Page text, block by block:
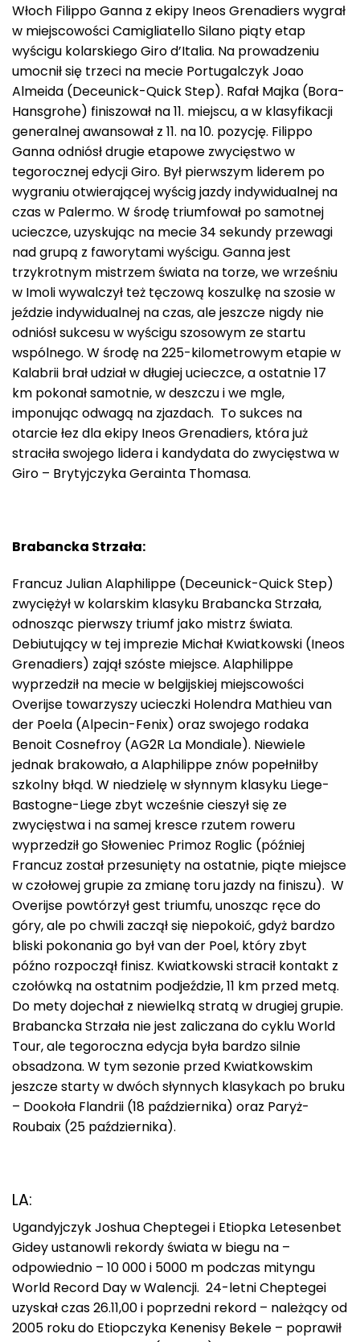
Włoch Filippo Ganna z ekipy Ineos Grenadiers wygrał
w miejscowości Camigliatello Silano piąty etap
wyścigu kolarskiego Giro d’Italia. Na prowadzeniu
umocnił się trzeci na mecie Portugalczyk Joao
Almeida (Deceunick-Quick Step). Rafał Majka (Bora-
Hansgrohe) finiszował na 11. miejscu, a w klasyfikacji
generalnej awansował z 11. na 10. pozycję. Filippo
Ganna odniósł drugie etapowe zwycięstwo w
tegorocznej edycji Giro. Był pierwszym liderem po
wygraniu otwierającej wyścig jazdy indywidualnej na
czas w Palermo. W środę triumfował po samotnej
ucieczce, uzyskując na mecie 34 sekundy przewagi
nad grupą z faworytami wyścigu. Ganna jest
trzykrotnym mistrzem świata na torze, we wrześniu
w Imoli wywalczył też tęczową koszulkę na szosie w
jeździe indywidualnej na czas, ale jeszcze nigdy nie
odniósł sukcesu w wyścigu szosowym ze startu
wspólnego. W środę na 225-kilometrowym etapie w
Kalabrii brał udział w długiej ucieczce, a ostatnie 17
km pokonał samotnie, w deszczu i we mgle,
imponując odwagą na zjazdach. To sukces na
otarcie łez dla ekipy Ineos Grenadiers, która już
straciła swojego lidera i kandydata do zwycięstwa w
Giro – Brytyjczyka Gerainta Thomasa.
Brabancka Strzała:
Francuz Julian Alaphilippe (Deceunick-Quick Step)
zwyciężył w kolarskim klasyku Brabancka Strzała,
odnosząc pierwszy triumf jako mistrz świata.
Debiutujący w tej imprezie Michał Kwiatkowski (Ineos
Grenadiers) zajął szóste miejsce. Alaphilippe
wyprzedził na mecie w belgijskiej miejscowości
Overijse towarzyszy ucieczki Holendra Mathieu van
der Poela (Alpecin-Fenix) oraz swojego rodaka
Benoit Cosnefroy (AG2R La Mondiale). Niewiele
jednak brakowało, a Alaphilippe znów popełniłby
szkolny błąd. W niedzielę w słynnym klasyku Liege-
Bastogne-Liege zbyt wcześnie cieszył się ze
zwycięstwa i na samej kresce rzutem roweru
wyprzedził go Słoweniec Primoz Roglic (później
Francuz został przesunięty na ostatnie, piąte miejsce
w czołowej grupie za zmianę toru jazdy na finiszu). W
Overijse powtórzył gest triumfu, unosząc ręce do
góry, ale po chwili zaczął się niepokoić, gdyż bardzo
bliski pokonania go był van der Poel, który zbyt
późno rozpoczął finisz. Kwiatkowski stracił kontakt z
czołówką na ostatnim podjeździe, 11 km przed metą.
Do mety dojechał z niewielką stratą w drugiej grupie.
Brabancka Strzała nie jest zaliczana do cyklu World
Tour, ale tegoroczna edycja była bardzo silnie
obsadzona. W tym sezonie przed Kwiatkowskim
jeszcze starty w dwóch słynnych klasykach po bruku
– Dookoła Flandrii (18 października) oraz Paryż-
Roubaix (25 października).
LA:
Ugandyjczyk Joshua Cheptegei i Etiopka Letesenbet
Gidey ustanowli rekordy świata w biegu na –
odpowiednio – 10 000 i 5000 m podczas mityngu
World Record Day w Walencji. 24-letni Cheptegei
uzyskał czas 26.11,00 i poprzedni rekord – należący od
2005 roku do Etiopczyka Kenenisy Bekele – poprawił